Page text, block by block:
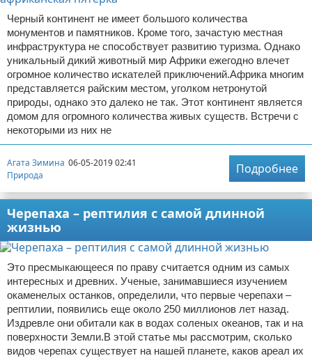
Черный континент не имеет большого количества
монументов и памятников. Кроме того, зачастую местная
инфраструктура не способствует развитию туризма. Однако
уникальный дикий животный мир Африки ежегодно влечет
огромное количество искателей приключений.Африка многим
представляется райским местом, уголком нетронутой
природы, однако это далеко не так. Этот континент является
домом для огромного количества живых существ. Встречи с
некоторыми из них не
Агата Зимина 06-05-2019 02:41
Природа
Подробнее
Черепаха – рептилия с самой длинной
жизнью
Это пресмыкающееся по праву считается одним из самых
интересных и древних. Ученые, занимавшиеся изучением
окаменелых останков, определили, что первые черепахи –
рептилии, появились еще около 250 миллионов лет назад.
Издревле они обитали как в водах соленых океанов, так и на
поверхности Земли.В этой статье мы рассмотрим, сколько
видов черепах существует на нашей планете, каков ареал их